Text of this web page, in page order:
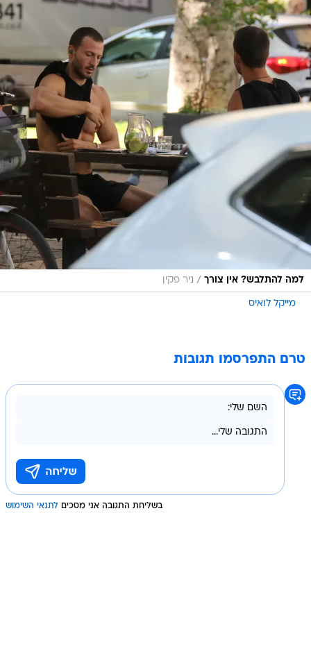
למה להתלבש? אין צורך / ניר פקין
מייקל לואיס
טרם התפרסמו תגובות
בשליחת התגובה אני מסכים לתנאי השימוש